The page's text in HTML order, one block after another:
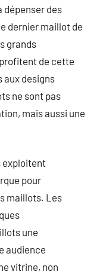
dépenser des
dernier maillot de
grands
de cette
aux designs
ne sont pas
mais aussi une
exploitent
pour
maillots. Les
une
audience
vitrine, non